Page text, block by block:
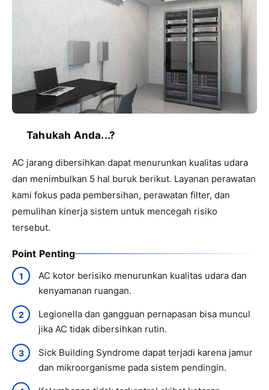
Tahukah Anda...?
AC jarang dibersihkan dapat menurunkan kualitas udara
dan menimbulkan 5 hal buruk berikut. Layanan perawatan
kami fokus pada pembersihan, perawatan filter, dan
pemulihan kinerja sistem untuk mencegah risiko
tersebut.
Point Penting
AC kotor berisiko menurunkan kualitas udara dan
kenyamanan ruangan.
Legionella dan gangguan pernapasan bisa muncul
jika AC tidak dibersihkan rutin.
Sick Building Syndrome dapat terjadi karena jamur
dan mikroorganisme pada sistem pendingin.